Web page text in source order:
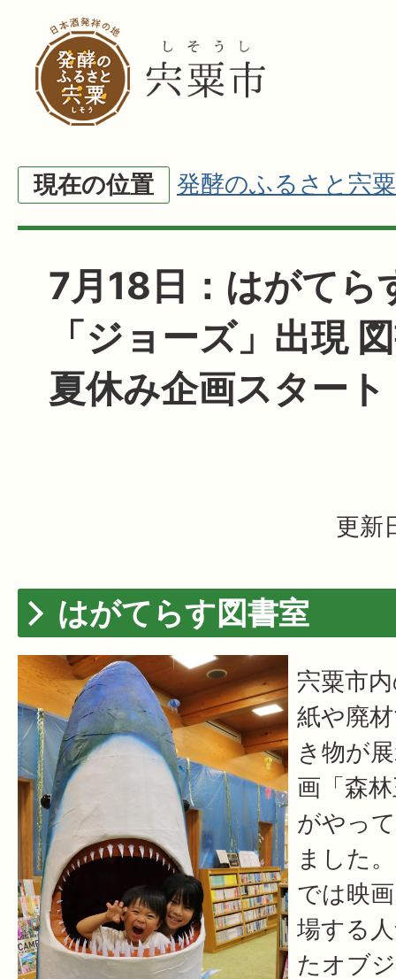
現在の位置 発酵のふるさと宍粟
7月18日：はがてら
「ジョーズ」出現
夏休み企画スタート
更新
はがてらす図書室
宍粟市
紙や廃
き物が
画「森
がやっ
ました
では映
場する
たオブ